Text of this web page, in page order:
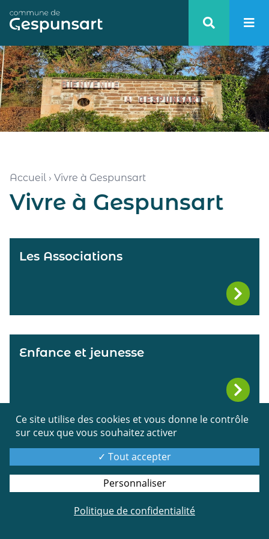
Haut de page
Accueil › Vivre à Gespunsart
Vivre à Gespunsart
Les Associations
Enfance et jeunesse
Santé et bien-être
Ce site utilise des cookies et vous donne le contrôle
sur ceux que vous souhaitez activer
Tout accepter
Personnaliser
Politique de confidentialité